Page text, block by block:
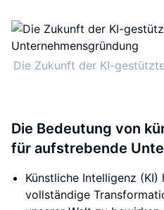
Die Zukunft der KI-
Die Bedeutung von
für aufstrebende
Künstliche Intelligenz
vollständige